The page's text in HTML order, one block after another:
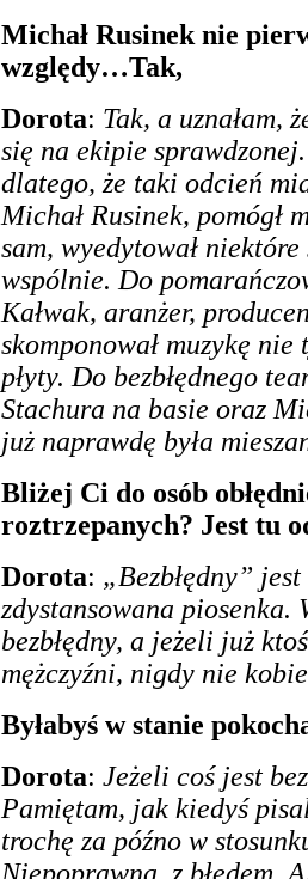
Michał Rusinek nie
względy…Tak,
Dorota: Tak, a uznałam,
się na ekipie
dlatego, że taki odcień
Michał Rusinek, pomógł
sam, wyedytował
wspólnie. Do
Kałwak, aranżer,
skomponował muzykę
płyty. Do bezbłędnego
Stachura na basie oraz
już naprawdę była
Bliżej Ci do osób
roztrzepanych? Jest tu
Dorota: „Bezbłędny”
zdystansowana piosenka.
bezbłędny, a jeżeli już
mężczyźni, nigdy nie
Byłabyś w stanie
Dorota: Jeżeli coś jest
Pamiętam, jak kiedyś
trochę za późno w